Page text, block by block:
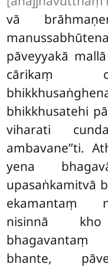
vā
pāveyyakā
cārikaṃ
bhikkhusatehi
viharati
ambavane’’ti.
yena
upasaṅkamitvā
ekamantaṃ
nisinnā
bhagavantaṃ
bhante,